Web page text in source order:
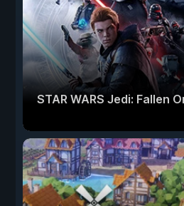
STAR WARS Jedi: Fallen